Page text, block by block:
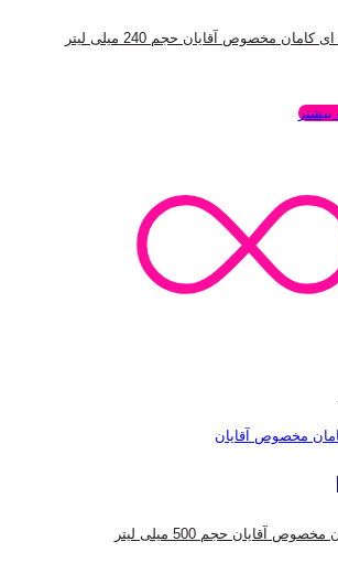
مخصوص آقایان حجم 240 میلی لیتر
بیشتر
حجم 500 میلی لیتر